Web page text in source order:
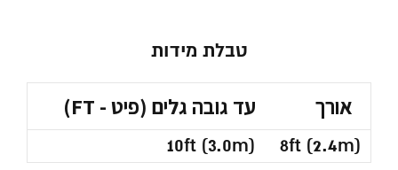
טבלת מידות
אורך עד גובה גלים (פיט - FT)
8ft (2.4m)
10ft (3.0m)